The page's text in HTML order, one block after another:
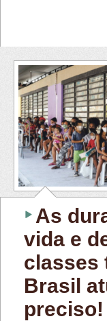
As
vida e
classes
Brasil
preciso!